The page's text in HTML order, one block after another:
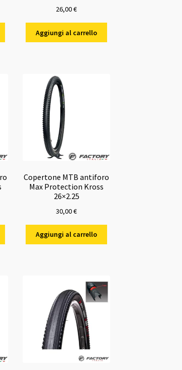
26,00€
Aggiungi al carrello
Copertone MTB antiforo
Max Protection Kross
26×2.25
30,00€
Aggiungi al carrello